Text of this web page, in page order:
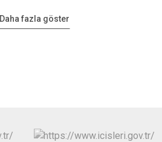
Daha fazla göster